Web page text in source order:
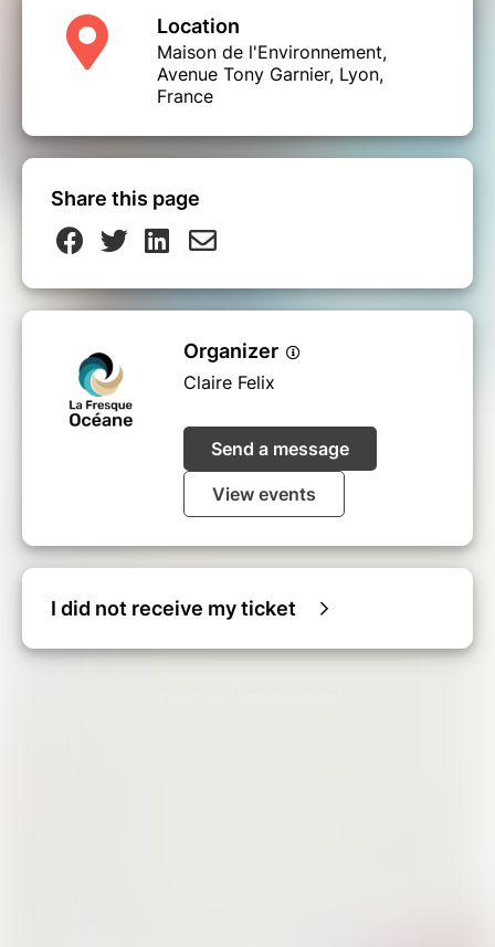
Location
Maison de l'Environnement,
Avenue Tony Garnier, Lyon,
France
Share this page
Organizer
Claire Felix
Send a message
View events
I did not receive my ticket